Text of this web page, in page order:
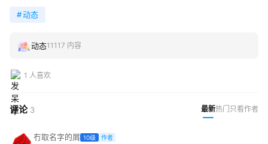
#动态
动态11117 内容
1 人喜欢
评论 3 最新热门 只看作者
冇取名字的屑 10级 作者